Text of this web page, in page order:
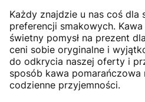
Każdy znajdzie u nas coś dla
preferencji smakowych.
świetny pomysł na prezent
ceni sobie oryginalne i
do odkrycia naszej oferty i
sposób kawa pomarańczowa
codzienne przyjemności.